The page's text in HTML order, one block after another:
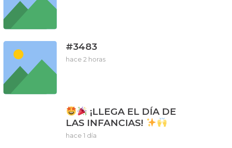
#3483
hace 2 horas
¡LLEGA EL DÍA DE
LAS INFANCIAS!
hace 1 día